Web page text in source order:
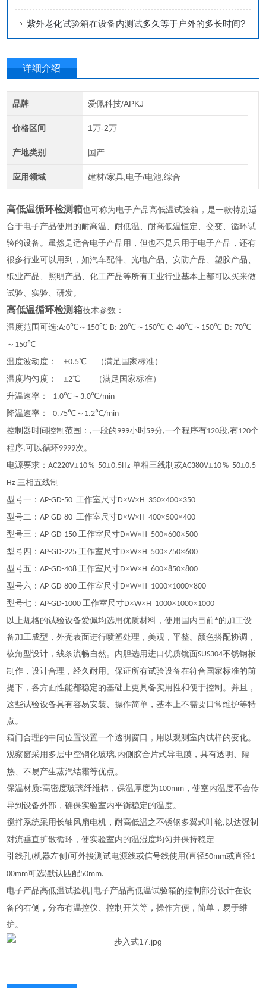
紫外老化试验箱在设备内测试多久等于户外的多长时间?
详细介绍
品牌 爱佩科技/APKJ
价格区间 1万-2万
产地类别 国产
应用领域 建材/家具,电子/电池,综合
高低温循环检测箱也可称为电子产品高低温试验箱，是一款特别适
合于电子产品使用的耐高温、耐低温、耐高低温恒定、交变、循环试
验的设备。虽然是适合电子产品用，但也不是只用于电子产品，还有
很多行业可以用到，如汽车配件、光电产品、安防产品、塑胶产品、
纸业产品、照明产品、化工产品等所有工业行业基本上都可以买来做
试验、实验、研发。
高低温循环检测箱技术参数：
温度范围可选:A:0℃～ 150℃ B:-20℃～ 150℃C:-40℃～ 150℃ D:-70℃
～ 150℃
温度波动度：
±0.5℃ （满足国家标准）
温度均匀度：
±2℃ （满足国家标准）
升温速率：
1.0℃～ 3.0℃/min
降温速率：
0.75℃～ 1.2℃/min
控制器时间控制范围： ,一段的999小时59分,一个程序有120段,有120个
程序,可以循环9999次。
电源要求：AC220V±10％ 50±0.5Hz单相三线制或AC380V±10％ 50±0.5
Hz三相五线制
型号一：AP-GD-50工作室尺寸D×W×H 350×400×350
型号二：AP-GD-80工作室尺寸D×W×H 400×500×400
型号三：AP-GD-150工作室尺寸D×W×H 500×600×500
型号四：AP-GD-225工作室尺寸D×W×H 500×750×600
型号五：AP-GD-408工作室尺寸D×W×H 600×850×800
型号六：AP-GD-800工作室尺寸D×W×H 1000×1000×800
型号七：AP-GD-1000工作室尺寸D×W×H 1000×1000×1000
以上规格的试验设备爱佩均选用优质材料，使用国内目前*的加工设
备加工成型，外壳表面进行喷塑处理，美观，平整。颜色搭配协调，
棱角型设计，线条流畅自然。内胆选用进口优质镜面SUS304不锈钢板
制作，设计合理，经久耐用。保证所有试验设备在符合国家标准的前
提下，各方面性能都稳定的基础上更具备实用性和便于控制。并且，
这些试验设备具有容易安装、操作简单，基本上不需要日常维护等特
点。
箱门合理的中间位置设置一个透明窗口，用以观测室内试样的变化。
观察窗采用多层中空钢化玻璃,内侧胶合片式导电膜，具有透明、隔
热、不易产生蒸汽结霜等优点。
保温材质:高密度玻璃纤维棉，保温厚度为100mm ，使室内温度不会传
导到设备外部，确保实验室内平衡稳定的温度。
搅拌系统采用长轴风扇电机，耐高低温之不锈钢多翼式叶轮, 以达强制
对流垂直扩散循环，使实验室内的温湿度均匀并保持稳定
引线孔(机器左侧)可外接测试电源线或信号线使用 (直径50mm或直径1
00mm可选)默认匹配50mm.
电子产品高低温试验机 电子产品高低温试验箱的控制部分设计在设
备的右侧，分布有温控仪、控制开关等，操作方便，简单，易于维
护。